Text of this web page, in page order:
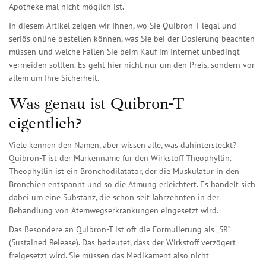
Apotheke mal nicht möglich ist.
In diesem Artikel zeigen wir Ihnen, wo Sie Quibron-T legal und
seriös online bestellen können, was Sie bei der Dosierung beachten
müssen und welche Fallen Sie beim Kauf im Internet unbedingt
vermeiden sollten. Es geht hier nicht nur um den Preis, sondern vor
allem um Ihre Sicherheit.
Was genau ist Quibron-T
eigentlich?
Viele kennen den Namen, aber wissen alle, was dahintersteckt?
Quibron-T ist der Markenname für den WirkstoffTheophyllin.
Theophyllin ist ein Bronchodilatator, der die Muskulatur in den
Bronchien entspannt und so die Atmung erleichtert. Es handelt sich
dabei um eine Substanz, die schon seit Jahrzehnten in der
Behandlung von Atemwegserkrankungen eingesetzt wird.
Das Besondere an Quibron-T ist oft die Formulierung als „SR“
(Sustained Release). Das bedeutet, dass der Wirkstoff verzögert
freigesetzt wird. Sie müssen das Medikament also nicht